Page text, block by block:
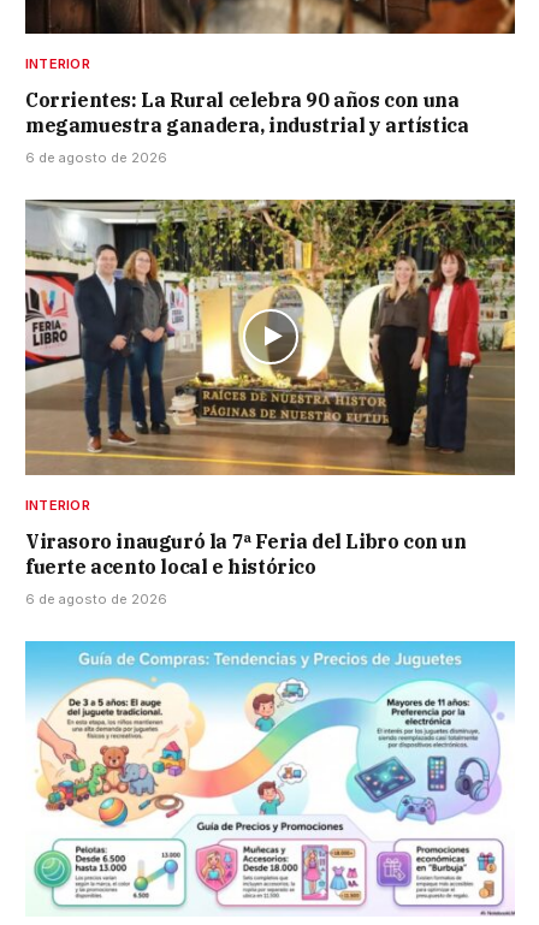
INTERIOR
Corrientes: La Rural celebra 90 años con una
megamuestra ganadera, industrial y artística
6 de agosto de 2026
INTERIOR
Virasoro inauguró la 7ª Feria del Libro con un
fuerte acento local e histórico
6 de agosto de 2026